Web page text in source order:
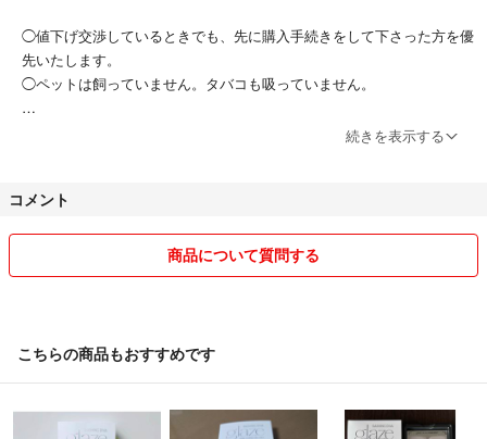
◯値下げ交渉しているときでも、先に購入手続きをして下さった方を優
先いたします。
◯ペットは飼っていません。タバコも吸っていません。
※日本郵便⇔ヤマト運輸を変更する場合があります。
気持ちの良い取引きをしていけたらと思います。
続きを表示する
コメント
商品について質問する
こちらの商品もおすすめです